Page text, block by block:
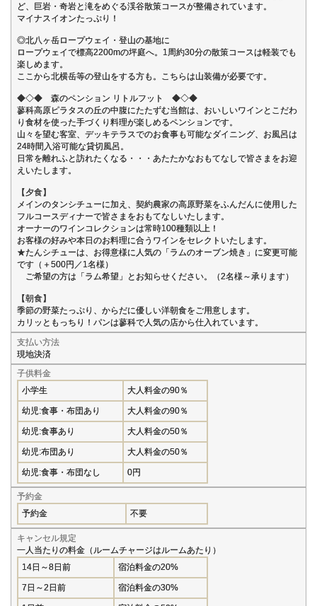
ど、巨岩・奇岩と滝をめぐる渓谷散策コースが整備されています。
マイナスイオンたっぷり！
◎北八ヶ岳ロープウェイ・登山の基地に
ロープウェイで標高2200mの坪庭へ。1周約30分の散策コースは軽装でも
楽しめます。
ここから北横岳等の登山をする方も。こちらは山装備が必要です。
◆◇◆ 森のペンション リトルフット ◆◇◆
蓼科高原ピラタスの丘の中腹にたたずむ当館は、おいしいワインとこだわ
り食材を使った手づくり料理が楽しめるペンションです。
山々を望む客室、デッキテラスでのお食事も可能なダイニング、お風呂は
24時間入浴可能な貸切風呂。
日常を離れふと訪れたくなる・・・あたたかなおもてなしで皆さまをお迎
えいたします。
【夕食】
メインのタンシチューに加え、契約農家の高原野菜をふんだんに使用した
フルコースディナーで皆さまをおもてなしいたします。
オーナーのワインコレクションは常時100種類以上！
お客様の好みや本日のお料理に合うワインをセレクトいたします。
★たんシチューは、お得意様に人気の「ラムのオーブン焼き」に変更可能
です（＋500円／1名様）
ご希望の方は「ラム希望」とお知らせください。（2名様～承ります）
【朝食】
季節の野菜たっぷり、からだに優しい洋朝食をご用意します。
カリッともっちり！パンは蓼科で人気の店から仕入れています。
支払い方法
現地決済
子供料金
小学生
大人料金の90％
幼児:食事・布団あり 大人料金の90％
幼児:食事あり 大人料金の50％
幼児:布団あり 大人料金の50％
幼児:食事・布団なし 0円
予約金
予約金
不要
キャンセル規定
一人当たりの料金（ルームチャージはルームあたり）
14日～8日前
宿泊料金の20%
7日～2日前 宿泊料金の30%